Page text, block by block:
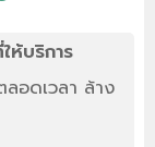
ห้บริการ
อดเวลา ล้าง